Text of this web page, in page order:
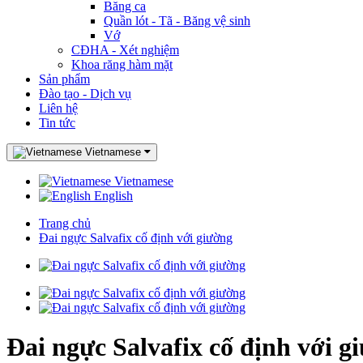
Băng ca
Quần lót - Tã - Băng vệ sinh
Vớ
CĐHA - Xét nghiệm
Khoa răng hàm mặt
Sản phẩm
Đào tạo - Dịch vụ
Liên hệ
Tin tức
Vietnamese
Vietnamese
English
Trang chủ
Đai ngực Salvafix cố định với giường
Đai ngực Salvafix cố định với